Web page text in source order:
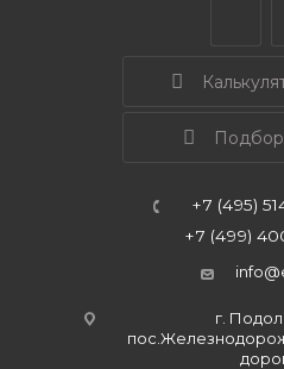
+7 (495)
+7 (499)
г.